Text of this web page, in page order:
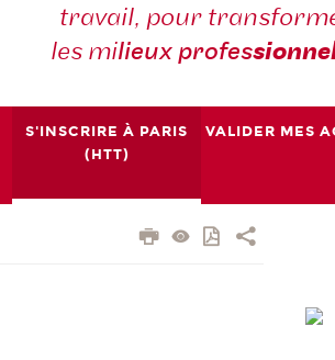
travail, pour
les milieux professionne
S'INSCRIRE À PARIS
(HTT)
VALIDER MES